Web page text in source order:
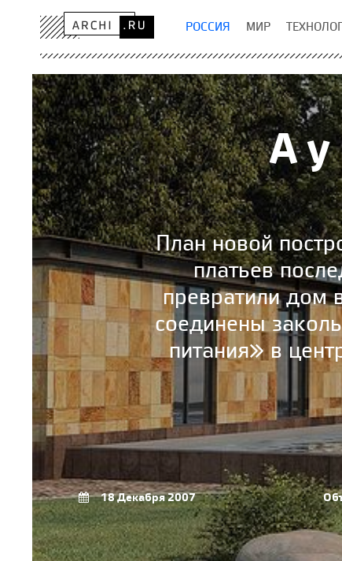
РОССИЯ МИР
А
План новой
платьев
превратили дом
соединены
питания» в
18 Декабря 2007